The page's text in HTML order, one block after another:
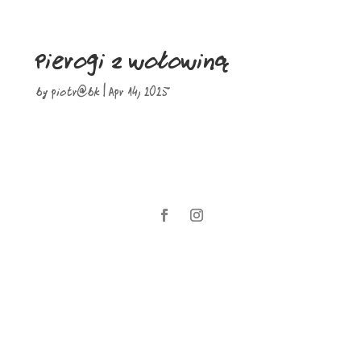
Pierogi z wołowiną
by piotr@bk|Apr 14, 2025